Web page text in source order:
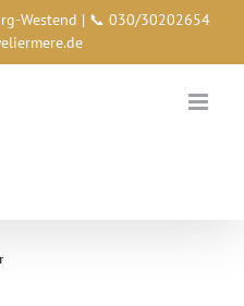
Westend | 📞 030/30202654